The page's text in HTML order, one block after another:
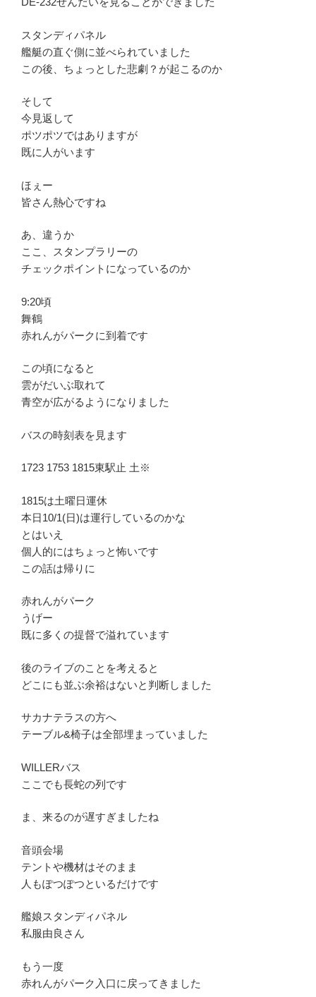
スタンディパネル
艦艇の直ぐ側に並べられていました
この後、ちょっとした悲劇？が起こるのか
そして
今見返して
ポツポツではありますが
既に人がいます
ほぇー
皆さん熱心ですね
あ、違うか
ここ、スタンプラリーの
チェックポイントになっているのか
9:20頃
舞鶴
赤れんがパークに到着です
この頃になると
雲がだいぶ取れて
青空が広がるようになりました
バスの時刻表を見ます
1723 1753 1815東駅止 土※
1815は土曜日運休
本日10/1(日)は運行しているのかな
とはいえ
個人的にはちょっと怖いです
この話は帰りに
赤れんがパーク
うげー
既に多くの提督で溢れています
後のライブのことを考えると
どこにも並ぶ余裕はないと判断しました
サカナテラスの方へ
テーブル&椅子は全部埋まっていました
WILLERバス
ここでも長蛇の列です
ま、来るのが遅すぎましたね
音頭会場
テントや機材はそのまま
人もぽつぽつといるだけです
艦娘スタンディパネル
私服由良さん
もう一度
赤れんがパーク入口に戻ってきました